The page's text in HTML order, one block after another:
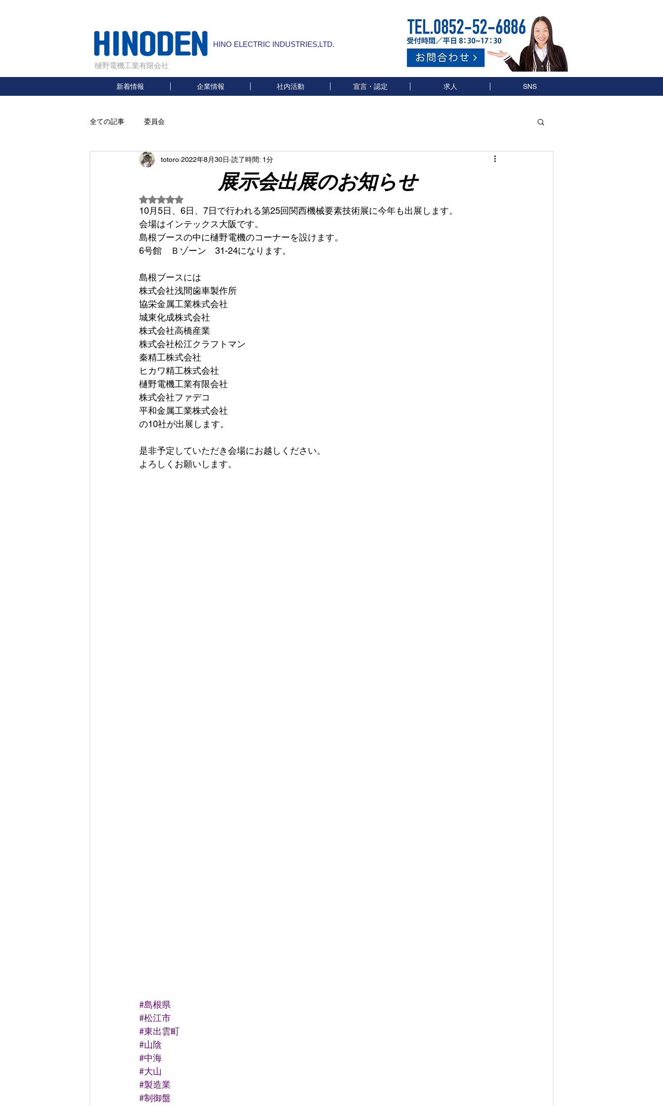
樋野電機工業有限会社
HINO ELECTRIC INDUSTRIES,LTD.
新着情報 企業情報 社内活動 宣言・認定 求人 SNS
全ての記事 委員会
展示会出展のお知らせ
totoro 2022年8月30日 読了時間: 1分
5つ星のうちNaNと評価されています。
10月5日、6日、7日で行われる第25回関西機械要素技術展に今年も出展します。
会場はインテックス大阪です。
島根ブースの中に樋野電機のコーナーを設けます。
6号館　Ｂゾーン　31-24になります。
島根ブースには
株式会社浅間歯車製作所
協栄金属工業株式会社
城東化成株式会社
株式会社高橋産業
株式会社松江クラフトマン
秦精工株式会社
ヒカワ精工株式会社
樋野電機工業有限会社
株式会社ファデコ
平和金属工業株式会社
の10社が出展します。
是非予定していただき会場にお越しください。
よろしくお願いします。
#島根県
#松江市
#東出雲町
#山陰
#中海
#大山
#製造業
#制御盤